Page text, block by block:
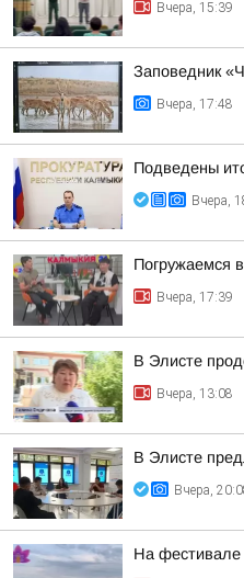
Вчера, 15:39
Заповедник
Вчера, 17:48
Подведены
Вчера,
Погружаемся
Вчера, 17:39
В Элисте
Вчера, 13:08
В Элисте
Вчера,
На фестивале